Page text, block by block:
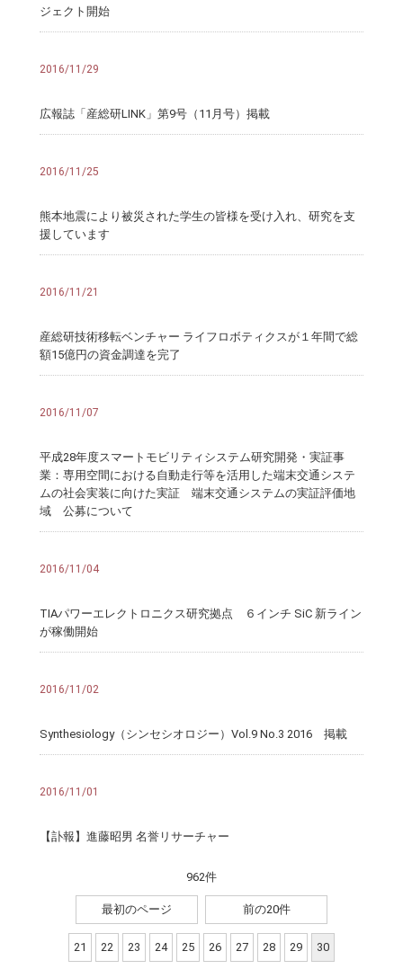
ジェクト開始
2016/11/29
広報誌「産総研LINK」第9号（11月号）掲載
2016/11/25
熊本地震により被災された学生の皆様を受け入れ、研究を支
援しています
2016/11/21
産総研技術移転ベンチャー ライフロボティクスが１年間で総
額15億円の資金調達を完了
2016/11/07
平成28年度スマートモビリティシステム研究開発・実証事
業：専用空間における自動走行等を活用した端末交通システ
ムの社会実装に向けた実証 端末交通システムの実証評価地
域 公募について
2016/11/04
TIAパワーエレクトロニクス研究拠点 ６インチ SiC 新ライン
が稼働開始
2016/11/02
Synthesiology（シンセシオロジー）Vol.9 No.3 2016 掲載
2016/11/01
【訃報】進藤昭男 名誉リサーチャー
962件
最初のページ 前の20件
21 22 23 24 25 26 27 28 29 30